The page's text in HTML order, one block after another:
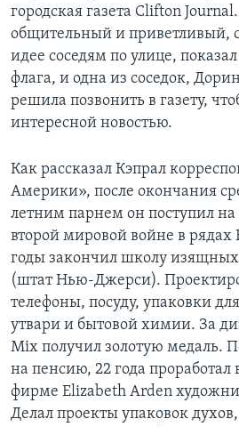
городская газета Clifton
общительный и приветливый,
идее соседям по улице,
флага, и одна из соседок,
решила позвонить в газету,
интересной новостью.
Как рассказал Кэпрал
Америки», после окончания
летним парнем он поступил на
второй мировой войне в
годы закончил школу изящных
(штат Нью-Джерси).
телефоны, посуду, упаковки
утвари и бытовой химии. За
Mix получил золотую медаль.
на пенсию, 22 года проработал
фирме Elizabeth Arden
Делал проекты упаковок